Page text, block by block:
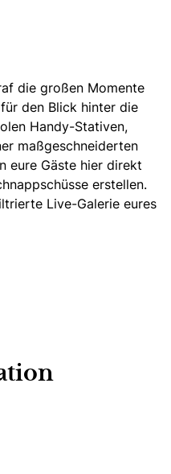
die großen Momente
den Blick hinter die
Handy-Stativen,
maßgeschneiderten
eure Gäste hier direkt
erstellen.
Live-Galerie eures